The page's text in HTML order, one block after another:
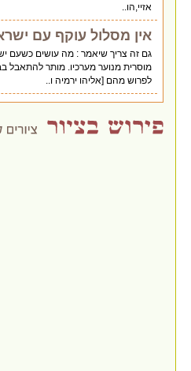
אזיי,הו..
אין מסלול עוקף עם
גם זה צריך שיאמר : מה עושים כשעם
מוסרית מנוער מערכיו. מותר להתאבל
לפרוש מהם [אליהו ירמיה ו..